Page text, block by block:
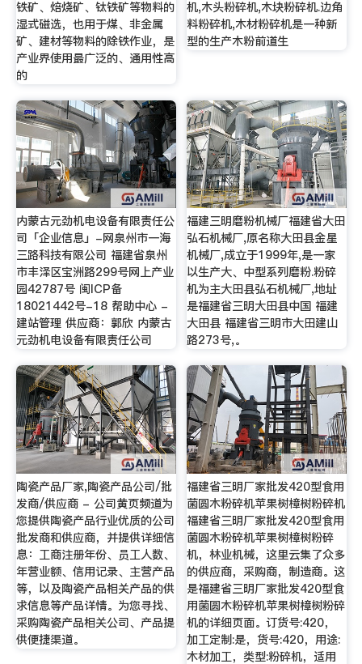
铁矿、焙烧矿、钛铁矿等物料的
湿式磁选，也用于煤、非金属
矿、建材等物料的除铁作业，是
产业界使用最广泛的、通用性高
的
机,木头粉碎机,木块粉碎机.边角
料粉碎机,木材粉碎机是一种新
型的生产木粉前道生
内蒙古元劲机电设备有限责任公
司「企业信息」-网泉州市一海
三路科技有限公司 福建省泉州
市丰泽区宝洲路299号网上产业
园42787号 闽ICP备
18021442号-18 帮助中心 -
建站管理 供应商：郭欣 内蒙古
元劲机电设备有限责任公司
福建三明磨粉机械厂福建省大田
弘石机械厂,原名称大田县金星
机械厂,成立于1999年,是一家
以生产大、中型系列磨粉.粉碎
机为主大田县弘石机械厂,地址
是福建省三明大田县中国 福建
大田县 福建省三明市大田建山
路273号,。
陶瓷产品厂家,陶瓷产品公司/批
发商/供应商 - 公司黄页频道为
您提供陶瓷产品行业优质的公司
批发商和供应商，并提供详细信
息：工商注册年份、员工人数、
年营业额、信用记录、主营产品
等，以及陶瓷产品相关产品的供
求信息等产品详情。为您寻找、
采购陶瓷产品相关公司、产品提
供便捷渠道。
福建省三明厂家批发420型食用
菌圆木粉碎机苹果树樟树粉碎机
福建省三明厂家批发420型食用
菌圆木粉碎机苹果树樟树粉碎
机，林业机械，这里云集了众多
的供应商，采购商，制造商。这
是福建省三明厂家批发420型食
用菌圆木粉碎机苹果树樟树粉碎
机的详细页面。订货号:420，
加工定制:是，货号:420，用途:
木材加工，类型:粉碎机，适用